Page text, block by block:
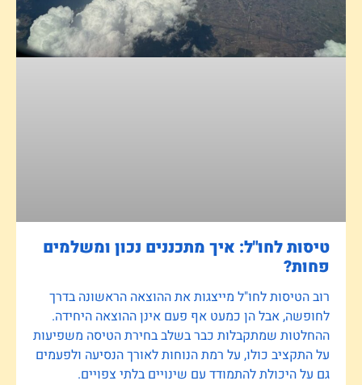
טיסות לחו"ל: איך מתכננים נכון ומשלמים
פחות?
רוב הטיסות לחו"ל מייצגות את ההוצאה הראשונה בדרך
לחופשה, אבל הן כמעט אף פעם אינן ההוצאה היחידה.
ההחלטות שמתקבלות כבר בשלב בחירת הטיסה משפיעות
על התקציב כולו, על רמת הנוחות לאורך הנסיעה ולפעמים
גם על היכולת להתמודד עם שינויים בלתי צפויים.